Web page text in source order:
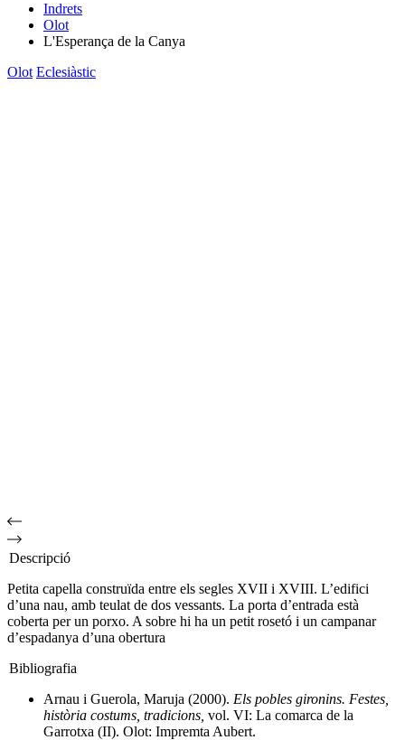
Indrets
Olot
L'Esperança de la Canya
Olot Eclesiàstic
Descripció
Petita capella construïda entre els segles XVII i XVIII. L’edifici
d’una nau, amb teulat de dos vessants. La porta d’entrada està
coberta per un porxo. A sobre hi ha un petit rosetó i un campanar
d’espadanya d’una obertura
Bibliografia
Arnau i Guerola, Maruja (2000). Els pobles gironins. Festes,
història costums, tradicions, vol. VI: La comarca de la
Garrotxa (II). Olot: Impremta Aubert.